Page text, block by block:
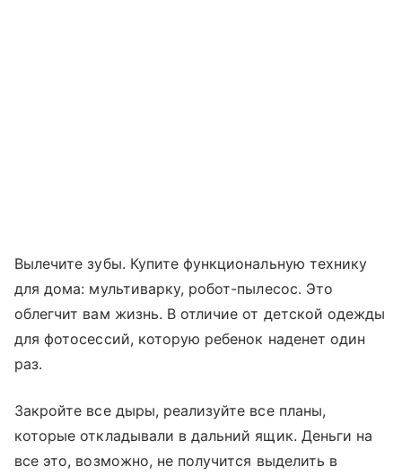
Вылечите зубы. Купите функциональную технику
для дома: мультиварку, робот-пылесос. Это
облегчит вам жизнь. В отличие от детской одежды
для фотосессий, которую ребенок наденет один
раз.
Закройте все дыры, реализуйте все планы,
которые откладывали в дальний ящик. Деньги на
все это, возможно, не получится выделить в